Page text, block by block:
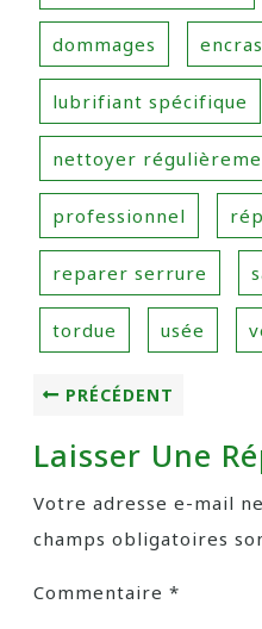
dommages
lubrifiant spécifique
nettoyer
professionnel
reparer serrure
tordue usée
PRÉCÉDENT
Laisser Une
Votre adresse e-mail
champs obligatoires
Commentaire *